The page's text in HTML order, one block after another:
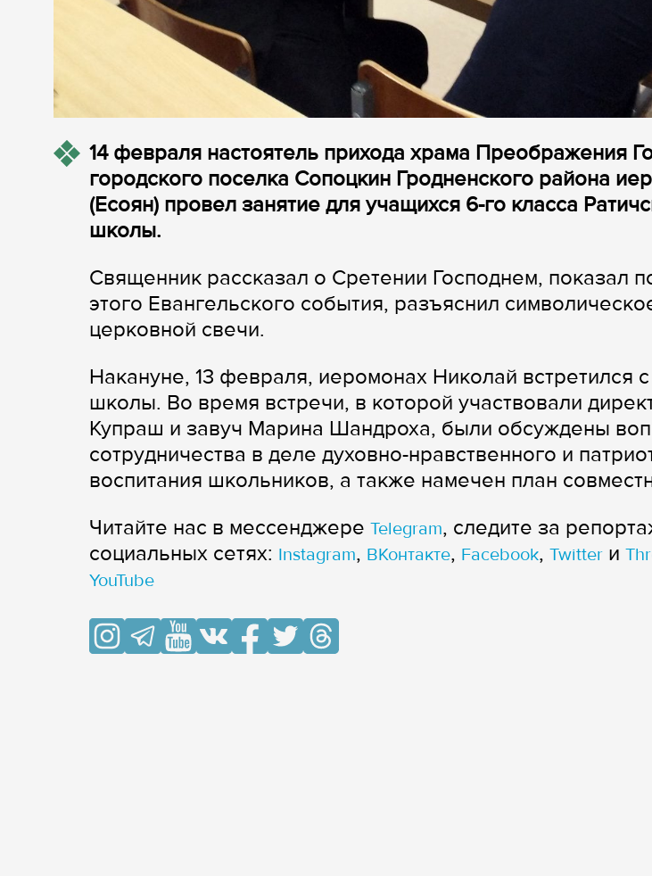
14 февраля настоятель прихода храма Преображения
городского поселка Сопоцкин Гродненского района
(Есоян) провел занятие для учащихся 6-го класса
школы.
Священник рассказал о Сретении Господнем, показал
этого Евангельского события, разъяснил
церковной свечи.
Накануне, 13 февраля, иеромонах Николай встретился
школы. Во время встречи, в которой участвовали
Купраш и завуч Марина Шандроха, были обсуждены
сотрудничества в деле духовно-нравственного и
воспитания школьников, а также намечен план
Читайте нас в мессенджере Telegram, следите за
cоциальных сетях: Instagram, ВКонтакте, Facebook, Twitter и
YouTube